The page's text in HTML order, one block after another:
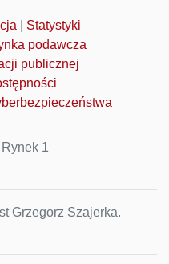
Statystyki
podawcza
publicznej
1
Grzegorz Szajerka.